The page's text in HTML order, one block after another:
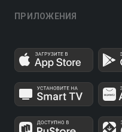
ПРИЛОЖЕНИЯ